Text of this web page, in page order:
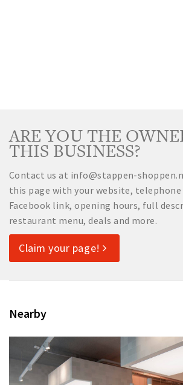
ARE YOU THE
THIS BUSINESS?
Contact us at info@stappen-
this page with your website, telephone
Facebook link, opening hours, full
restaurant menu, deals and more.
Claim your page!
Nearby